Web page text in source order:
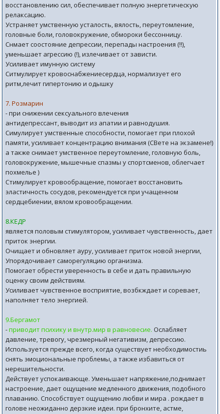
восстановлению сил, обеспечивает полную энергетическую
релаксацию.
Устраняет умственную усталость, вялость, переутомление,
головные боли, головокружение, обмороки бессонницу.
Снмает соостояние депрессии, перепады настроения (!!),
уменьшает агрессию (!), излечивает от зависти.
Усиливает имунную систему
Ситмулирует кровоснабжениесердца, нормализует его
ритм,лечит гипертонию и одышку
7. Розмарин
- при снижении сексуального влечения
антидепрессант, выводит из апатии и равнодушия.
Симулирует умственные способности, помогает при плохой
памяти, усиливает концентрацию внимания (СВете на экзамене!)
а также снимает умственное переутомление, головную боль,
головокружение, мышечные спазмы у спортсменов, облегчает
похмелье )
Стимулирует кровообращение, помогает восстановить
эластичность сосудов, рекомендуется при учащенном
сердцебиении, вялом кровообращении.
8.КЕДР
является половым стимулятором, усиливает чувственность, дает
приток энергии.
Очищает и обновляет ауру, усиливает приток новой энергии,
Упорядочивает саморегуляцию организма.
Помогает обрести уверенность в себе и дать правильную
оценку своим действиям.
Усиливает чувственное восприятие, возбкждает и соревает,
наполняет тело энергией.
9.Бергамот
-приводит психику и внутр.мир в равновесие. Ослабляет
давление, тревогу, чрезмерный негативизм, депрессию.
Используется прежде всего, когда существует необходимостиь
снять эмоциональные проблемы, а также избавиться от
нерешительности.
Действует успокаивающе. Уменьшает напряжение,поднимает
настроение, дает ощущение медленного движения, подобного
плаванию. Способствует ощущению любви и мира . рождает в
голове неожиданно дерзкие идеи. при бронхите, астме,